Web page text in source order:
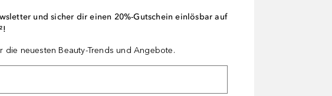
und sicher dir einen 20%-Gutschein einlösbar auf
neuesten Beauty-Trends und Angebote.